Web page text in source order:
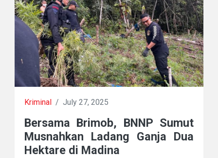
Kriminal / July 27, 2025
Bersama Brimob, BNNP Sumut
Musnahkan Ladang Ganja Dua
Hektare di Madina